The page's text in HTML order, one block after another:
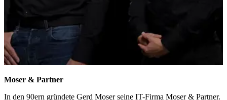
Moser & Partner
In den 90ern gründete Gerd Moser seine IT-Firma Moser & Partner.